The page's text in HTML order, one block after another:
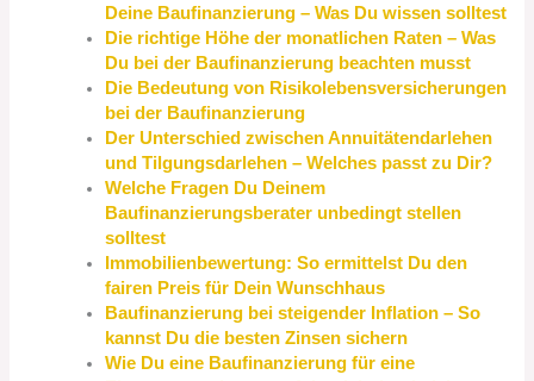
Deine Baufinanzierung – Was Du wissen solltest
Die richtige Höhe der monatlichen Raten – Was
Du bei der Baufinanzierung beachten musst
Die Bedeutung von Risikolebensversicherungen
bei der Baufinanzierung
Der Unterschied zwischen Annuitätendarlehen
und Tilgungsdarlehen – Welches passt zu Dir?
Welche Fragen Du Deinem
Baufinanzierungsberater unbedingt stellen
solltest
Immobilienbewertung: So ermittelst Du den
fairen Preis für Dein Wunschhaus
Baufinanzierung bei steigender Inflation – So
kannst Du die besten Zinsen sichern
Wie Du eine Baufinanzierung für eine